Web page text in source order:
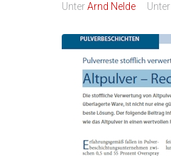
UnterArnd Nelde Unter